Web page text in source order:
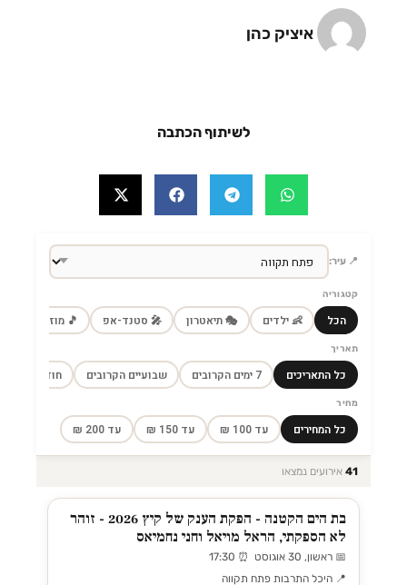
איציק כהן
לשיתוף הכתבה
📍 עיר:
קטגוריה
הכל 👶 ילדים 🎭 תיאטרון 🎤 סטנד-אפ 🎵 מוזיקה
תאריך
כל התאריכים 7 ימים הקרובים שבועיים הקרובים חודש הקרוב
מחיר
כל המחירים עד 100 ₪ עד 150 ₪ עד 200 ₪
41 אירועים נמצאו
בת הים הקטנה - הפקת הענק של קיץ 2026 - זוהר
לא הספקתי, הראל מויאל וחני נחמיאס
📅 ראשון, 30 אוגוסט ⏰ 17:30
📍 היכל התרבות פתח תקווה